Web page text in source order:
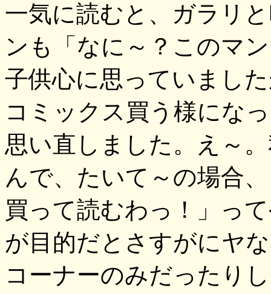
一気に読むと、ガラリ
ンも「なに～？このマ
子供心に思っていまし
コミックス買う様にな
思い直しました。え～
んで、たいて～の場合
買って読むわっ！」っ
が目的だとさすがにヤ
コーナーのみだったり